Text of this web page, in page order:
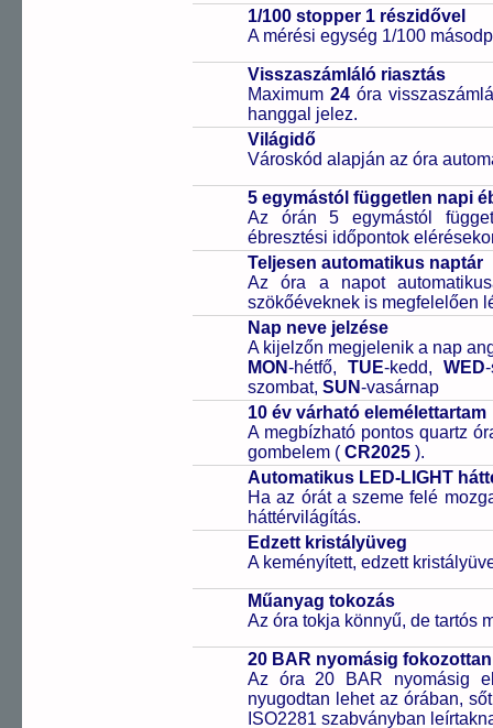
1/100 stopper 1 részidővel
A mérési egység 1/100
Visszaszámláló riasztás
Maximum24 óra
hanggal jelez.
Világidő
Városkód alapján az óra
5 egymástól független napi
Az órán 5 egymástól
ébresztési időpontok
Teljesen automatikus naptár
Az óra a napot
szökőéveknek is megfelelően
Nap neve jelzése
A kijelzőn megjelenik a nap
MON-hétfő, TUE-kedd, WED
szombat, SUN-vasárnap
10 év várható elemélettartam
A megbízható pontos quartz
gombelem ( CR2025 ).
Automatikus LED-LIGHT
Ha az órát a szeme felé
háttérvilágítás.
Edzett kristályüveg
A keményített, edzett
Műanyag tokozás
Az óra tokja könnyű, de tartós
20 BAR nyomásig
Az óra 20 BAR nyomásig
nyugodtan lehet az órában,
ISO2281 szabványban